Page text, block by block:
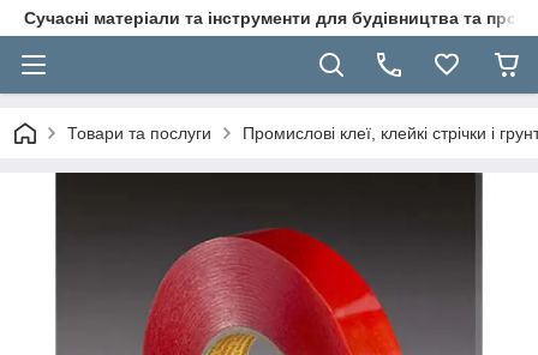
Сучасні матеріали та інструменти для будівництва та
Товари та послуги Промислові клеї, клейкі стрічки і